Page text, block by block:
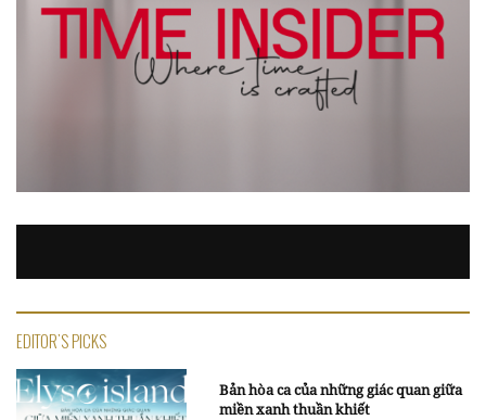
EDITOR'S PICKS
Bản hòa ca của những giác quan giữa
miền xanh thuần khiết